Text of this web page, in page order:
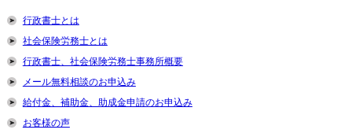
行政書士とは
社会保険労務士とは
行政書士、社会保険労務士事務所概要
メール無料相談のお申込み
給付金、補助金、助成金申請のお申込み
お客様の声